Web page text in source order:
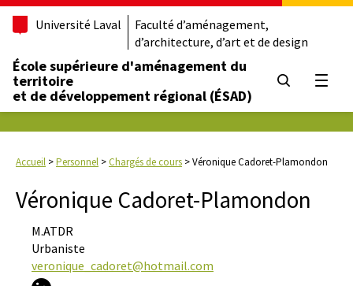
Université Laval
Faculté d’aménagement,
d’architecture, d’art et de design
École supérieure d'aménagement du
territoire
et de développement régional (ÉSAD)
Accueil >Personnel >Chargés de cours >Véronique Cadoret-Plamondon
Véronique Cadoret-Plamondon
M.ATDR
Urbaniste
veronique_cadoret@hotmail.com